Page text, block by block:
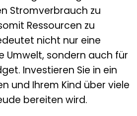
Stromverbrauch zu
Ressourcen zu
nicht nur eine
Umwelt, sondern auch für
Investieren Sie in ein
und Ihrem Kind über viele
bereiten wird.